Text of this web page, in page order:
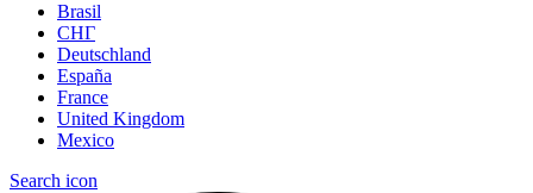
Brasil
СНГ
Deutschland
España
France
United Kingdom
Mexico
Search icon